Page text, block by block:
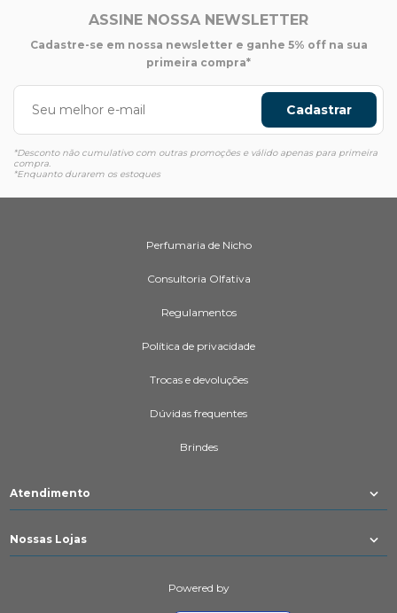
ASSINE NOSSA NEWSLETTER
Cadastre-se em nossa newsletter e ganhe 5% off na sua
primeira compra*
Cadastrar
*Desconto não cumulativo com outras promoções e válido apenas para primeira
compra.
*Enquanto durarem os estoques
Perfumaria de Nicho
Consultoria Olfativa
Regulamentos
Política de privacidade
Trocas e devoluções
Dúvidas frequentes
Brindes
Atendimento
Nossas Lojas
Powered by